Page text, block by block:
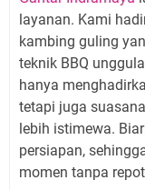
layanan. Kami
kambing guling
teknik BBQ
hanya
tetapi juga
lebih istimewa.
persiapan,
momen tanpa